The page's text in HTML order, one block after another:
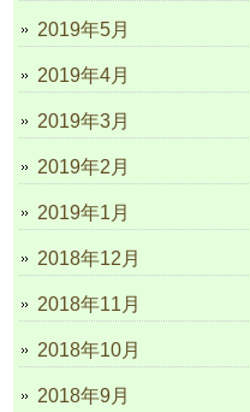
2019年5月
2019年4月
2019年3月
2019年2月
2019年1月
2018年12月
2018年11月
2018年10月
2018年9月